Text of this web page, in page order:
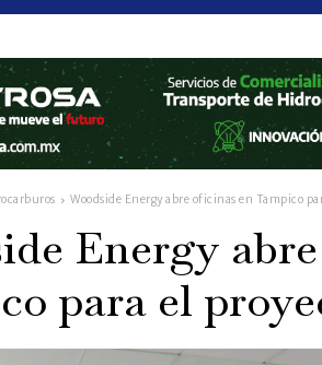
Woodside Energy abre oficinas en Tampico
Energy
para el